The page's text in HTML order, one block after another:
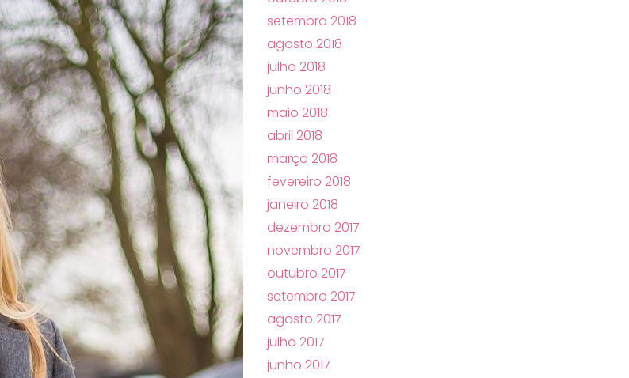
setembro 2018
agosto 2018
julho 2018
junho 2018
maio 2018
abril 2018
março 2018
fevereiro 2018
janeiro 2018
dezembro 2017
novembro 2017
outubro 2017
setembro 2017
agosto 2017
julho 2017
junho 2017